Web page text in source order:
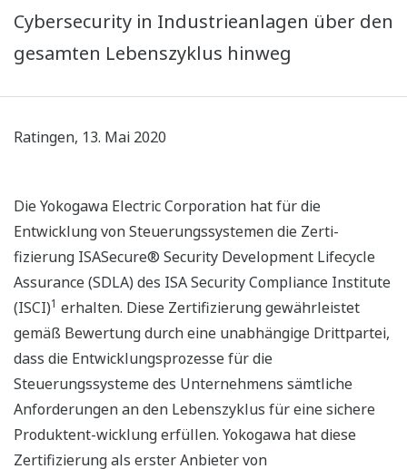
Cybersecurity in Industrieanlagen über den
gesamten Lebenszyklus hinweg
Ratingen, 13. Mai 2020
Die Yokogawa Electric Corporation hat für die
Entwicklung von Steuerungssystemen die Zerti-
fizierung ISASecure® Security Development Lifecycle
Assurance (SDLA) des ISA Security Compliance Institute
(ISCI)1 erhalten. Diese Zertifizierung gewährleistet
gemäß Bewertung durch eine unabhängige Drittpartei,
dass die Entwicklungsprozesse für die
Steuerungssysteme des Unternehmens sämtliche
Anforderungen an den Lebenszyklus für eine sichere
Produktent-wicklung erfüllen. Yokogawa hat diese
Zertifizierung als erster Anbieter von